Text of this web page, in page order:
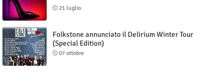
21 luglio
Folkstone annunciato il Delirium Winter Tour
(Special Edition)
07 ottobre